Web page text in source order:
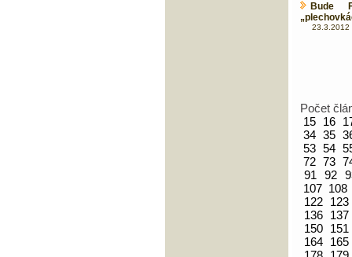
Bude
23.3.2012
Počet
15 16
34 35
53 54
72 73
91
92
107 108
122
123
136
137
150
151
164
165